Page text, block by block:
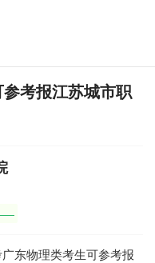
考报江苏城市职
东物理类考生可参考报